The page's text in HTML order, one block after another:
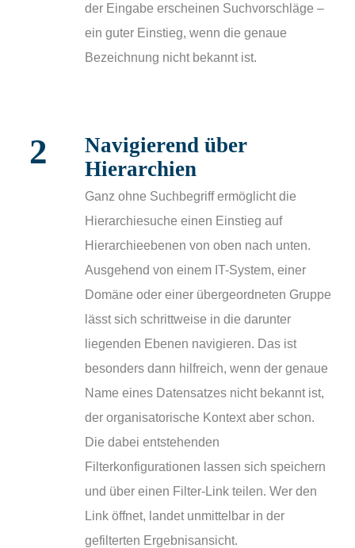
der Eingabe erscheinen Suchvorschläge –
ein guter Einstieg, wenn die genaue
Bezeichnung nicht bekannt ist.
2
Navigierend über
Hierarchien
Ganz ohne Suchbegriff ermöglicht die
Hierarchiesuche einen Einstieg auf
Hierarchieebenen von oben nach unten.
Ausgehend von einem IT-System, einer
Domäne oder einer übergeordneten Gruppe
lässt sich schrittweise in die darunter
liegenden Ebenen navigieren. Das ist
besonders dann hilfreich, wenn der genaue
Name eines Datensatzes nicht bekannt ist,
der organisatorische Kontext aber schon.
Die dabei entstehenden
Filterkonfigurationen lassen sich speichern
und über einen Filter-Link teilen. Wer den
Link öffnet, landet unmittelbar in der
gefilterten Ergebnisansicht.